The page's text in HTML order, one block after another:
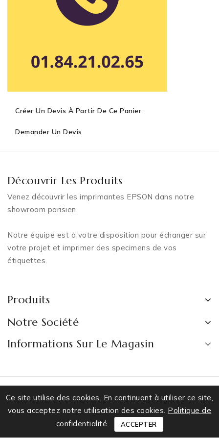
Créer Un Devis À Partir De Ce Panier
Demander Un Devis
Découvrir Les Produits
Venez découvrir les imprimantes EPSON dans notre
showroom parisien.
Notre équipe est à votre disposition pour échanger sur
votre projet et imprimer des specimens de vos
étiquettes.
Produits
Notre Société
Informations Sur Le Magasin
Ce site utilise des cookies. En continuant à utiliser ce site,
vous acceptez notre utilisation des cookies. Politique de
confidentialité
ACCEPTER
© 2026 - Logiciel de commerce électronique par
PrestaShop™